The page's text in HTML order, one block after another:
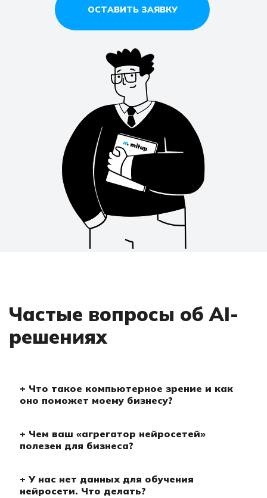
ОСТАВИТЬ ЗАЯВКУ
Частые вопросы об AI-
решениях
Что такое компьютерное зрение и как
оно поможет моему бизнесу?
Это технология, которая «учит» компьютер
понимать изображения и видео. Применение
видеоаналитика в ритейле (подсчет
посетителей, анализ очередей),
Чем ваш «агрегатор нейросетей»
полезен для бизнеса?
Наш агрегатор — это единый API-шлюз ко
всем популярным нейросетям (GPT,
У нас нет данных для обучения
нейросети. Что делать?